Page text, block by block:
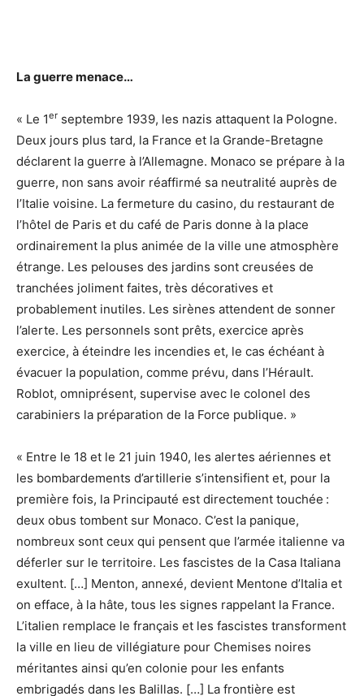
La guerre menace…
« Le 1er septembre 1939, les nazis attaquent la Pologne.
Deux jours plus tard, la France et la Grande-Bretagne
déclarent la guerre à l’Allemagne. Monaco se prépare à la
guerre, non sans avoir réaffirmé sa neutralité auprès de
l’Italie voisine. La fermeture du casino, du restaurant de
l’hôtel de Paris et du café de Paris donne à la place
ordinairement la plus animée de la ville une atmosphère
étrange. Les pelouses des jardins sont creusées de
tranchées joliment faites, très décoratives et
probablement inutiles. Les sirènes attendent de sonner
l’alerte. Les personnels sont prêts, exercice après
exercice, à éteindre les incendies et, le cas échéant à
évacuer la population, comme prévu, dans l’Hérault.
Roblot, omniprésent, supervise avec le colonel des
carabiniers la préparation de la Force publique. »
« Entre le 18 et le 21 juin 1940, les alertes aériennes et
les bombardements d’artillerie s’intensifient et, pour la
première fois, la Principauté est directement touchée :
deux obus tombent sur Monaco. C’est la panique,
nombreux sont ceux qui pensent que l’armée italienne va
déferler sur le territoire. Les fascistes de la Casa Italiana
exultent. […] Menton, annexé, devient Mentone d’Italia et
on efface, à la hâte, tous les signes rappelant la France.
L’italien remplace le français et les fascistes transforment
la ville en lieu de villégiature pour Chemises noires
méritantes ainsi qu’en colonie pour les enfants
embrigadés dans les Balillas. […] La frontière est